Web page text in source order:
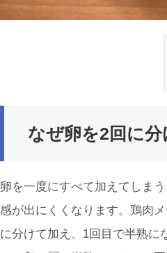
なぜ卵を2回に
卵を一度にすべて加えてしま
感が出にくくなります。鶏肉
に分けて加え、1回目で半熟に